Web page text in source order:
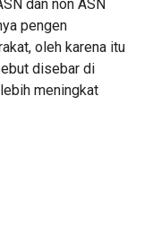
dan non ASN
pengen
oleh karena itu
disebar di
meningkat